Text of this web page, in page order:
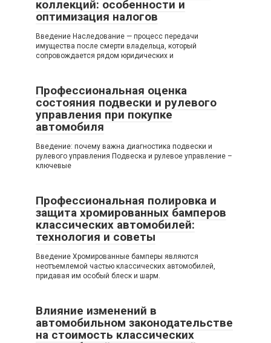
коллекций: особенности и
оптимизация налогов
Введение Наследование — процесс передачи
имущества после смерти владельца, который
сопровождается рядом юридических и
Профессиональная оценка
состояния подвески и рулевого
управления при покупке
автомобиля
Введение: почему важна диагностика подвески и
рулевого управления Подвеска и рулевое управление –
ключевые
Профессиональная полировка и
защита хромированных бамперов
классических автомобилей:
технология и советы
Введение Хромированные бамперы являются
неотъемлемой частью классических автомобилей,
придавая им особый блеск и шарм.
Влияние изменений в
автомобильном законодательстве
на стоимость классических